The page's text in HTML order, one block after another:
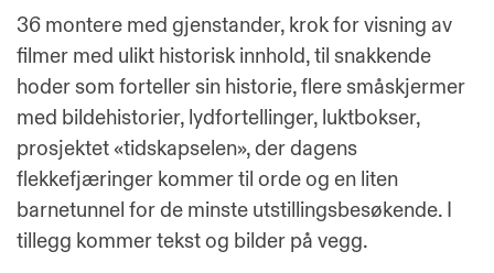
36 montere med gjenstander, krok for visning av
filmer med ulikt historisk innhold, til snakkende
hoder som forteller sin historie, flere småskjermer
med bildehistorier, lydfortellinger, luktbokser,
prosjektet «tidskapselen», der dagens
flekkefjæringer kommer til orde og en liten
barnetunnel for de minste utstillingsbesøkende. I
tillegg kommer tekst og bilder på vegg.